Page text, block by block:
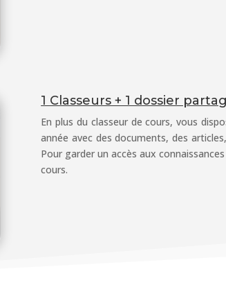
1 Classeurs + 1 dossier
En plus du classeur de cours, vous
année avec des documents, des
Pour garder un accès aux
cours.